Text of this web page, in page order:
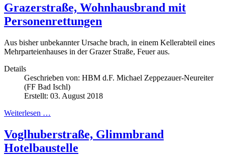
Grazerstraße, Wohnhausbrand mit
Personenrettungen
Aus bisher unbekannter Ursache brach, in einem Kellerabteil eines
Mehrparteienhauses in der Grazer Straße, Feuer aus.
Details
Geschrieben von: HBM d.F. Michael Zeppezauer-Neureiter
(FF Bad Ischl)
Erstellt: 03. August 2018
Weiterlesen …
Voglhuberstraße, Glimmbrand
Hotelbaustelle